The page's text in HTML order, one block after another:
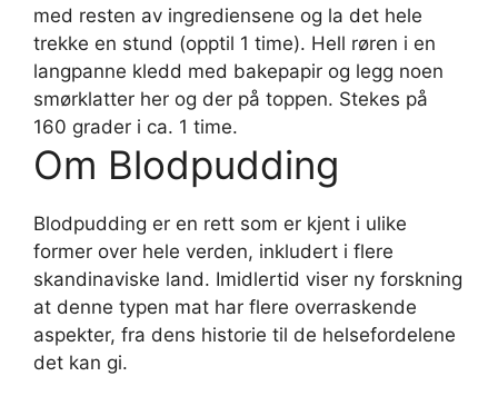
med resten av ingrediensene og la det hele
trekke en stund (opptil 1 time). Hell røren i en
langpanne kledd med bakepapir og legg noen
smørklatter her og der på toppen. Stekes på
160 grader i ca. 1 time.
Om Blodpudding
Blodpudding er en rett som er kjent i ulike
former over hele verden, inkludert i flere
skandinaviske land. Imidlertid viser ny forskning
at denne typen mat har flere overraskende
aspekter, fra dens historie til de helsefordelene
det kan gi.